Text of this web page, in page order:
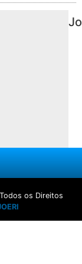
Jo
os Direitos